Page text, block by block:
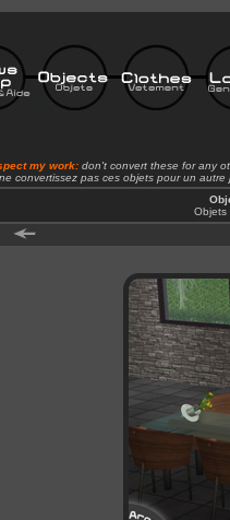
my work:don't convert these for any
ne convertissez pas ces objets pour un
Objets